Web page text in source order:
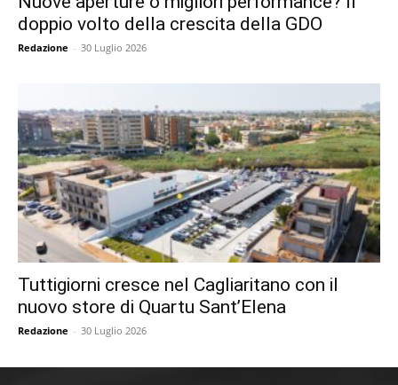
doppio volto della crescita della GDO
Redazione - 30 Luglio 2026
Tuttigiorni cresce nel Cagliaritano con il
nuovo store di Quartu Sant’Elena
Redazione - 30 Luglio 2026